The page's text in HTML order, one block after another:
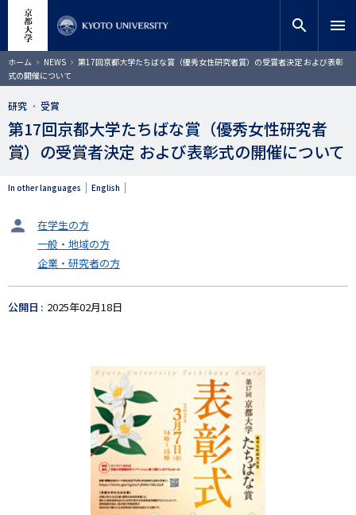
コ
ン
テ
ン
ツ
に
移
サイト内検索
検索
search menu
ホーム NEWS
第17回京都大学たちばな賞（優秀女性研究者賞）の受賞者決定 および表彰
式の開催について
研究 受賞
第17回京都大学たちばな賞（優秀女性研究者
賞）の受賞者決定 および表彰式の開催について
In other languages English
タ
ト
在学生の方
一般・地域の方
企業・研究者の方
公開日 2025年02月18日